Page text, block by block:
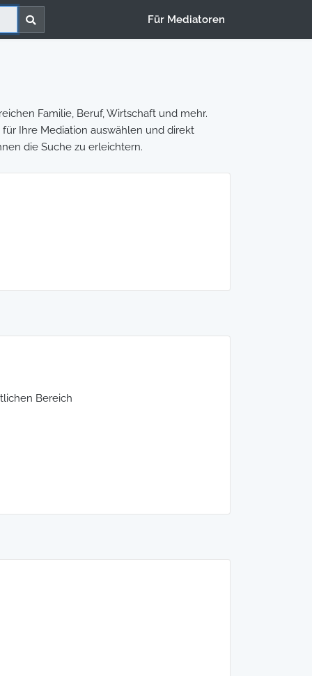
Für Mediatoren
Familie, Beruf, Wirtschaft und mehr.
Ihre Mediation auswählen und direkt
die Suche zu erleichtern.
Bereich